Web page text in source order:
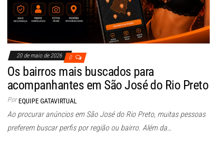
20 de maio de 2026 0
Os bairros mais buscados para
acompanhantes em São José do Rio Preto
Por EQUIPE GATAVIRTUAL
Ao procurar anúncios em São José do Rio Preto, muitas pessoas
preferem buscar perfis por região ou bairro. Além da…